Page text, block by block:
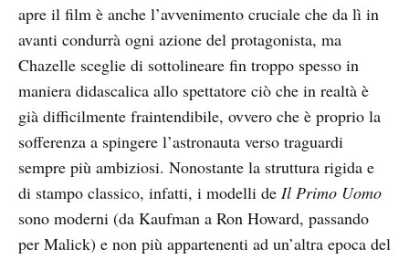
apre il film è anche l’avvenimento cruciale che da lì in
avanti condurrà ogni azione del protagonista, ma
Chazelle sceglie di sottolineare fin troppo spesso in
maniera didascalica allo spettatore ciò che in realtà è
già difficilmente fraintendibile, ovvero che è proprio la
sofferenza a spingere l’astronauta verso traguardi
sempre più ambiziosi. Nonostante la struttura rigida e
di stampo classico, infatti, i modelli de Il Primo Uomo
sono moderni (da Kaufman a Ron Howard, passando
per Malick) e non più appartenenti ad un’altra epoca del